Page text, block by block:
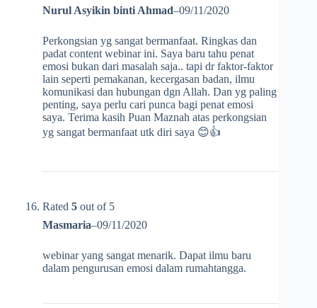
Nurul Asyikin binti Ahmad–09/11/2020
Perkongsian yg sangat bermanfaat. Ringkas dan
padat content webinar ini. Saya baru tahu penat
emosi bukan dari masalah saja.. tapi dr faktor-faktor
lain seperti pemakanan, kecergasan badan, ilmu
komunikasi dan hubungan dgn Allah. Dan yg paling
penting, saya perlu cari punca bagi penat emosi
saya. Terima kasih Puan Maznah atas perkongsian
yg sangat bermanfaat utk diri saya 😊👍
Rated 5 out of 5
Masmaria–09/11/2020
webinar yang sangat menarik. Dapat ilmu baru
dalam pengurusan emosi dalam rumahtangga.